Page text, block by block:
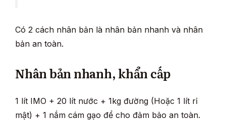
Có 2 cách nhân bản là nhân bản nhanh và nhân
bản an toàn.
Nhân bản nhanh, khẩn cấp
1 lít IMO + 20 lít nước + 1kg đường (Hoặc 1 lít rỉ
mật) + 1 nắm cám gạo để cho đảm bảo an toàn.